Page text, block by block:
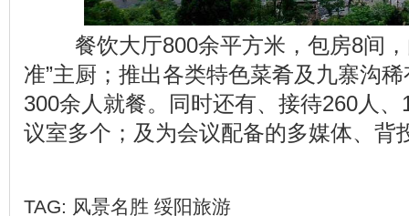
餐饮大厅800余平方米，包房8间，
准”主厨；推出各类特色菜肴及九寨沟
300余人就餐。同时还有、接待260人
议室多个；及为会议配备的多媒体、背
TAG: 风景名胜 绥阳旅游